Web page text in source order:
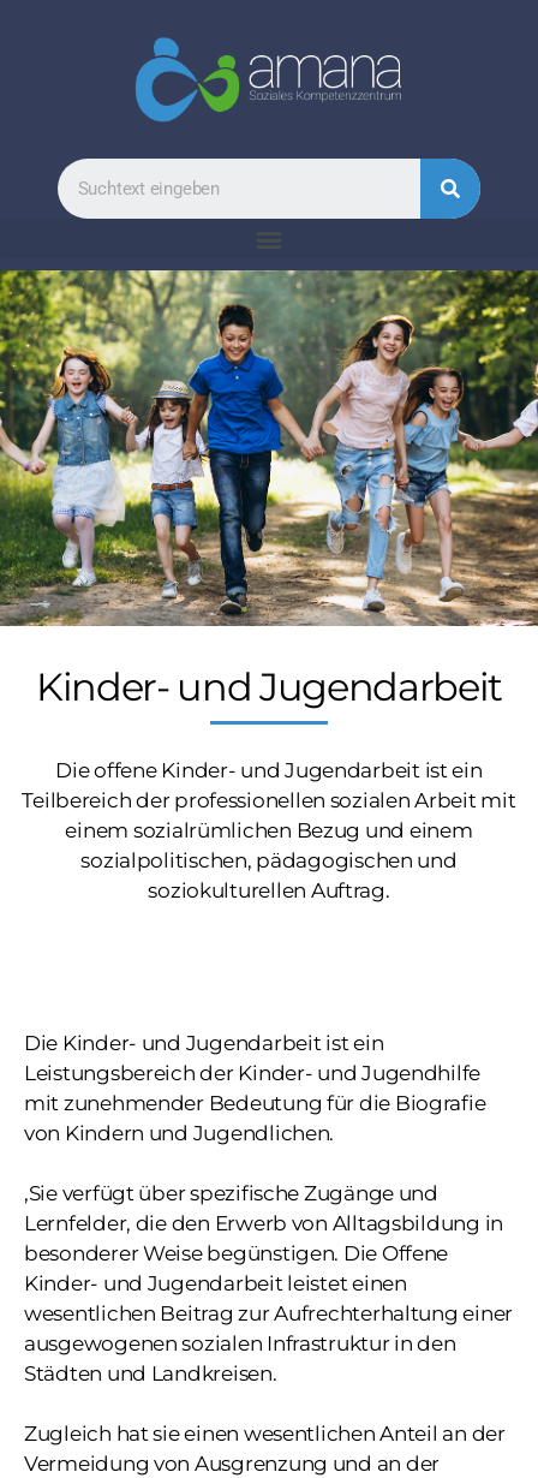
Kinder- und Jugendarbeit
Die offene Kinder- und Jugendarbeit ist ein
Teilbereich der professionellen sozialen Arbeit mit
einem sozialrümlichen Bezug und einem
sozialpolitischen, pädagogischen und
soziokulturellen Auftrag.
Die Kinder- und Jugendarbeit ist ein
Leistungsbereich der Kinder- und Jugendhilfe
mit zunehmender Bedeutung für die Biografie
von Kindern und Jugendlichen.
‚Sie verfügt über spezifische Zugänge und
Lernfelder, die den Erwerb von Alltagsbildung in
besonderer Weise begünstigen. Die Offene
Kinder- und Jugendarbeit leistet einen
wesentlichen Beitrag zur Aufrechterhaltung einer
ausgewogenen sozialen Infrastruktur in den
Städten und Landkreisen.
Zugleich hat sie einen wesentlichen Anteil an der
Vermeidung von Ausgrenzung und an der